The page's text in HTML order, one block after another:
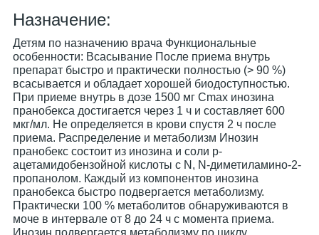
Назначение:
Детям по назначению врача Функциональные
особенности: Всасывание После приема внутрь
препарат быстро и практически полностью (> 90 %)
всасывается и обладает хорошей биодоступностью.
При приеме внутрь в дозе 1500 мг Сmах инозина
пранобекса достигается через 1 ч и составляет 600
мкг/мл. Не определяется в крови спустя 2 ч после
приема. Распределение и метаболизм Инозин
пранобекс состоит из инозина и соли р-
ацетамидобензойной кислоты с N, N-диметиламино-2-
пропанолом. Каждый из компонентов инозина
пранобекса быстро подвергается метаболизму.
Практически 100 % метаболитов обнаруживаются в
моче в интервале от 8 до 24 ч с момента приема.
Инозин подвергается метаболизму по циклу,